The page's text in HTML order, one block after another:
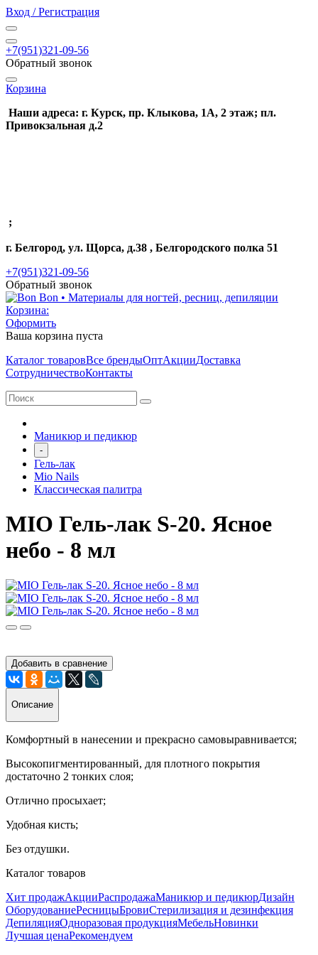
Вход / Регистрация
+7(951)321-09-56
Обратный звонок
Корзина
Наши адреса: г. Курск, пр. Клыкова, 1А, 2 этаж; пл.
Привокзальная д.2
;
г. Белгород, ул. Щорса, д.38 , Белгородского полка 51
+7(951)321-09-56
Обратный звонок
Корзина:
Оформить
Ваша корзина пуста
Каталог товаровВсе брендыОптАкцииДоставка
СотрудничествоКонтакты
Маникюр и педикюр
-
Гель-лак
Mio Nails
Классическая палитра
MIO Гель-лак S-20. Ясное
небо - 8 мл
Добавить в сравнение
Описание
Комфортный в нанесении и прекрасно самовыравнивается;
Высокопигментированный, для плотного покрытия
достаточно 2 тонких слоя;
Отлично просыхает;
Удобная кисть;
Без отдушки.
Каталог товаров
Хит продажАкцииРаспродажаМаникюр и педикюрДизайн
ОборудованиеРесницыБровиСтерилизация и дезинфекция
ДепиляцияОдноразовая продукцияМебельНовинки
Лучшая ценаРекомендуем